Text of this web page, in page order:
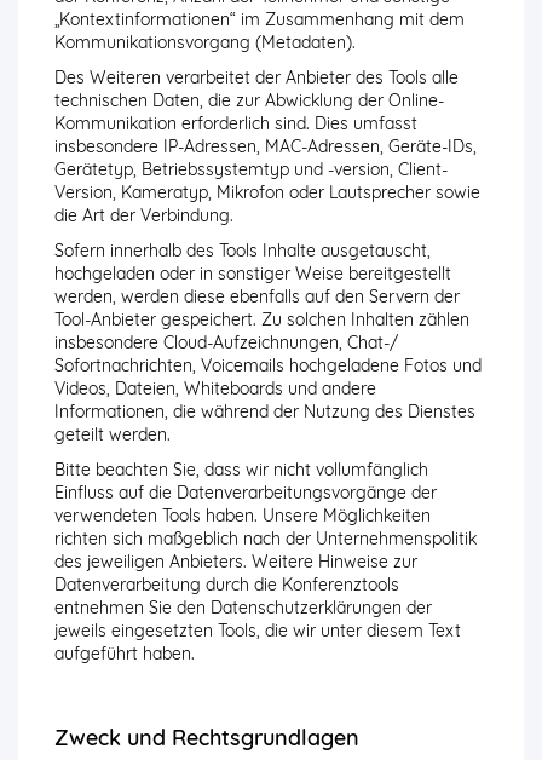
„Kontextinformationen“ im Zusammenhang mit dem
Kommunikationsvorgang (Metadaten).
Des Weiteren verarbeitet der Anbieter des Tools alle
technischen Daten, die zur Abwicklung der Online-
Kommunikation erforderlich sind. Dies umfasst
insbesondere IP-Adressen, MAC-Adressen, Geräte-IDs,
Gerätetyp, Betriebssystemtyp und -version, Client-
Version, Kameratyp, Mikrofon oder Lautsprecher sowie
die Art der Verbindung.
Sofern innerhalb des Tools Inhalte ausgetauscht,
hochgeladen oder in sonstiger Weise bereitgestellt
werden, werden diese ebenfalls auf den Servern der
Tool-Anbieter gespeichert. Zu solchen Inhalten zählen
insbesondere Cloud-Aufzeichnungen, Chat-/
Sofortnachrichten, Voicemails hochgeladene Fotos und
Videos, Dateien, Whiteboards und andere
Informationen, die während der Nutzung des Dienstes
geteilt werden.
Bitte beachten Sie, dass wir nicht vollumfänglich
Einfluss auf die Datenverarbeitungsvorgänge der
verwendeten Tools haben. Unsere Möglichkeiten
richten sich maßgeblich nach der Unternehmenspolitik
des jeweiligen Anbieters. Weitere Hinweise zur
Datenverarbeitung durch die Konferenztools
entnehmen Sie den Datenschutzerklärungen der
jeweils eingesetzten Tools, die wir unter diesem Text
aufgeführt haben.
Zweck und Rechtsgrundlagen